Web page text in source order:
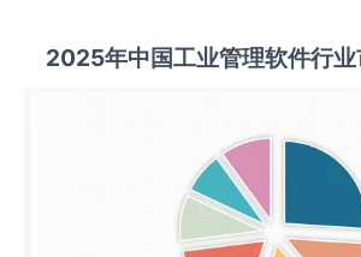
2025年中国工业管理软件行